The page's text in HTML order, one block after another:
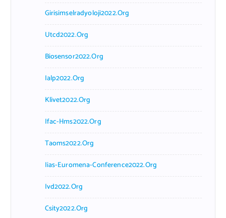
Girisimselradyoloji2022.org
Utcd2022.org
Biosensor2022.org
Ialp2022.org
Klivet2022.org
Ifac-Hms2022.org
Taoms2022.org
Iias-Euromena-Conference2022.org
Ivd2022.org
Csity2022.org